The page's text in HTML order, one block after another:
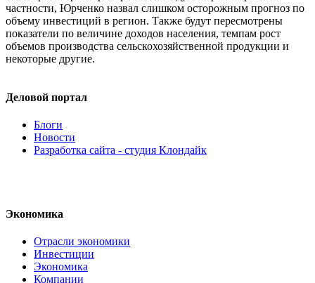
частности, Юрченко назвал слишком осторожным прогноз по
объему инвестиций в регион. Также будут пересмотрены
показатели по величине доходов населения, темпам рост
объемов производства сельскохозяйственной продукции и
некоторые другие.
Деловой портал
Блоги
Новости
Разработка сайта - студия Клондайк
Экономика
Отрасли экономики
Инвестиции
Экономика
Компании